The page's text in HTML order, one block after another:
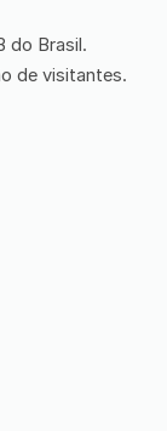
do Brasil.
de visitantes.